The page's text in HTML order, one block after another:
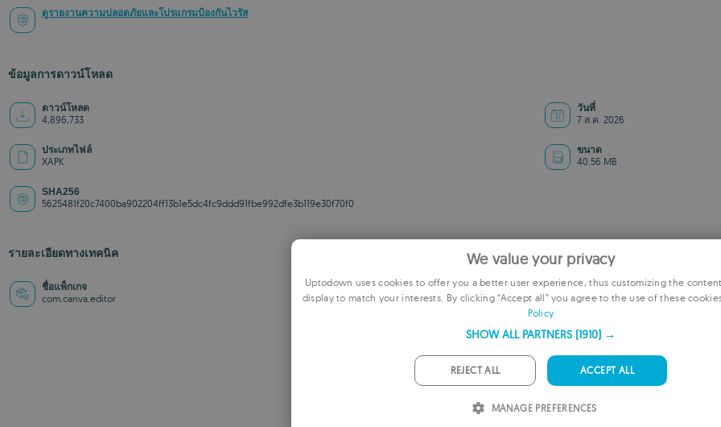
ดูรายงานความปลอดภัยและโปรแกรมป้องกันไวรัส
ข้อมูลการดาวน์โหลด
ดาวน์โหลด
4,896,733
วันที่
7 ส.ค. 2026
ประเภทไฟล์
XAPK
ขนาด
40.56 MB
SHA256
5625481f20c7400ba902204ff13b1e5dc4fc9ddd91fbe992dfe3b119e30f70f0
รายละเอียดทางเทคนิค
ชื่อแพ็กเกจ
com.canva.editor
We value your privacy
Uptodown uses cookies to offer you a better user experience, thus customizing the
display to match your interests. By clicking “Accept all” you agree to the use of these
Policy
SHOW ALL PARTNERS (1910) →
ACCEPT ALL
REJECT ALL
MANAGE PREFERENCES